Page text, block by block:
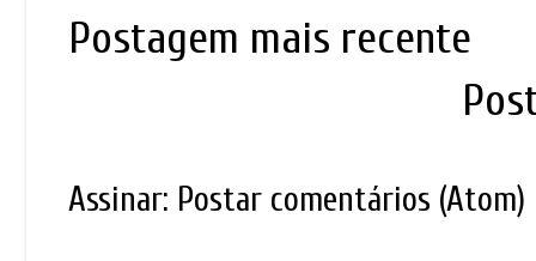
Postagem mais recente
Assinar: Postar comentários (Atom)